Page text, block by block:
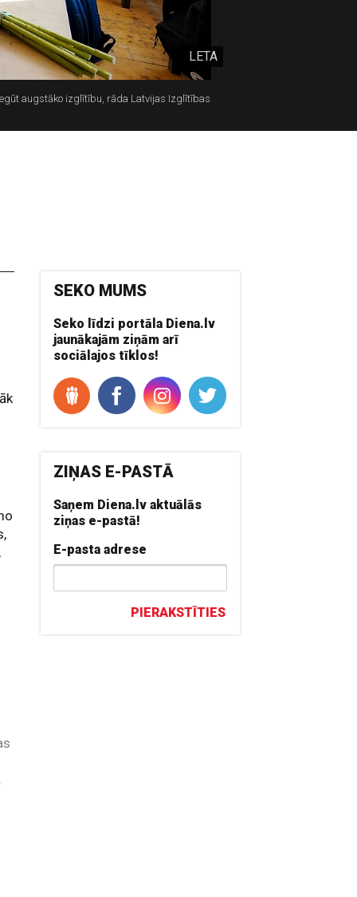
LETA
augstāko izglītību, rāda Latvijas Izglītības
SEKO MUMS
Seko līdzi portāla Diena.lv
jaunākajām ziņām arī
sociālajos tīklos!
ZIŅAS E-PASTĀ
Saņem Diena.lv aktuālās
ziņas e-pastā!
E-pasta adrese
PIERAKSTĪTIES